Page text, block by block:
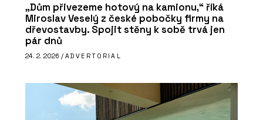
„Dům přivezeme hotový na kamionu,“ říká
Miroslav Veselý z české pobočky firmy na
dřevostavby. Spojit stěny k sobě trvá jen
pár dnů
24. 2. 2026 / ADVERTORIAL